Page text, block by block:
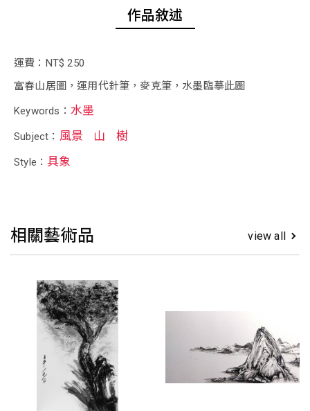
作品敘述
運費：NT$ 250
富春山居圖，運用代針筆，麥克筆，水墨臨摹此圖
Keywords： 水墨
Subject： 風景 山 樹
Style： 具象
相關藝術品 view all